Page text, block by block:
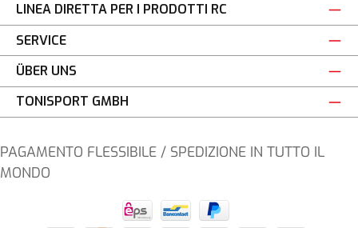
LINEA DIRETTA PER I PRODOTTI RC
SERVICE
ÜBER UNS
TONISPORT GMBH
PAGAMENTO FLESSIBILE / SPEDIZIONE IN TUTTO IL
MONDO